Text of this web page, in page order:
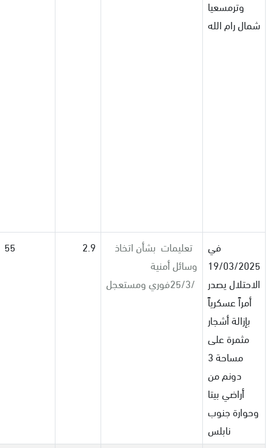
وترمسعيا
شمال رام الله
في
19/03/2025
الاحتلال يصدر
أمراً عسكرياً
بإزالة أشجار
مثمرة على
مساحة 3
دونم من
أراضي بيتا
وحوارة جنوب
نابلس
تعليمات بشأن اتخاذ
وسائل أمنية
25/3/فوريومستعجل
2.9
55